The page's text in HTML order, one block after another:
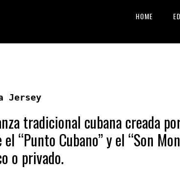
HOME
Jersey
tradicional cubana creada
el “Punto Cubano” y el “Son
o privado.